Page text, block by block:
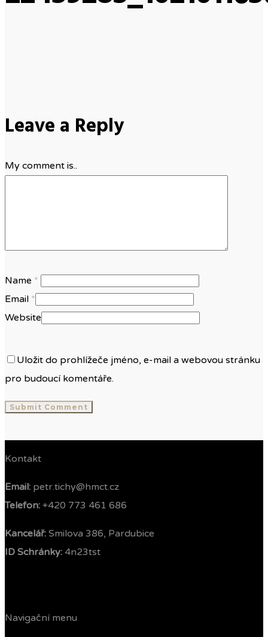
Leave a Reply
My comment is..
Name *
Email *
Website
Uložit do prohlížeče jméno, e-mail a webovou stránku
pro budoucí komentáře.
Kontakt
Email: petr.tichy@hmct.cz
Telefon: ‭ +420 773 461 686‬
Kancelář: Smilova 386, Pardubice
ID Schránky: 4n23tst
Navigační menu